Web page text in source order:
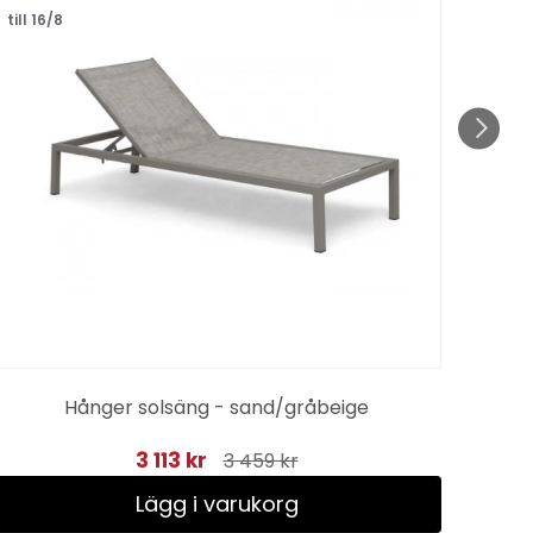
till 16/8
Hånger solsäng - sand/gråbeige
3 113 kr 3 459 kr
Lägg i varukorg